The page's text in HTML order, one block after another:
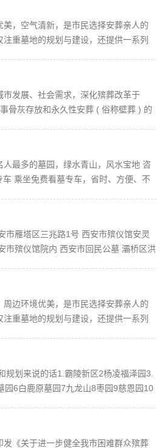
，空气清新，是市民选择安葬亲人的
重墓地的规划与建设，还提供一系列
发展、社会需求，深化殡葬改革于
骨灰存放和永久性安葬 ( 俗称壁葬 ) 的
最多的墓园，绿水青山，风水宝地 咨
乘坐免费看墓专车，省时、方便、不
市雁塔区三兆路1号 西安市殡仪馆安灵
市殡仪馆院内 西安市回民公墓 灞桥区洪
边环境优美，是市民选择安葬亲人的
重墓地的规划与建设，还提供一系列
规划来说的话1.霸陵新区2杨凌福泽园3.
园6白鹿原墓园7九龙山8枣园9慈恩园10
《关于进一步健全我市困难群众殡葬